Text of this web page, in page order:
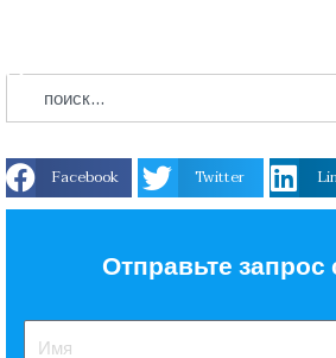
Facebook Twitter
Отправьте запрос